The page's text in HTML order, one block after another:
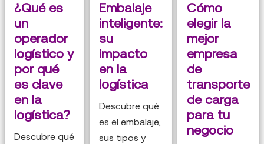
¿Qué es
un
operador
logístico y
por qué
es clave
en la
logística?
Descubre qué
Embalaje
inteligente:
su
impacto
en la
logística
Descubre qué
es el embalaje,
sus tipos y
Cómo
elegir la
mejor
empresa
de
transporte
de carga
para tu
negocio